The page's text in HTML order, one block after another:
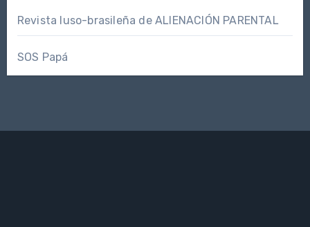
Revista luso-brasileña de ALIENACIÓN PARENTAL
SOS Papá